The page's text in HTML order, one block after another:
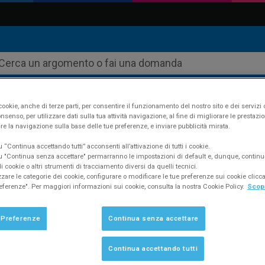
l’assemblea sul computer portatile
studio?
anche di terze parti, per consentire il funzionamento del nostro sito e dei servizi
per utilizzare dati sulla tua attività navigazione, al fine di migliorare le
la navigazione sulla base delle tue preferenze, e inviare pubblicità mirata.
“Continua accettando tutti” acconsenti all’attivazione di tutti i cookie.
"Continua senza accettare" permarranno le impostazioni di default e, dunque,
cookie o altri strumenti di tracciamento diversi da quelli tecnici.
le categorie dei cookie, configurare o modificare le tue preferenze sui cookie
Per maggiori informazioni sui cookie, consulta la nostra Cookie Policy.
Continua senza accettare
Continua accettando tutti